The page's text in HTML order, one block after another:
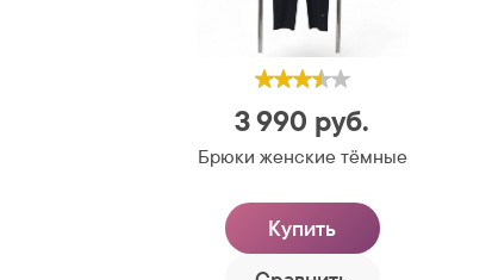
3 990 руб.
Брюки женские тёмные
Купить